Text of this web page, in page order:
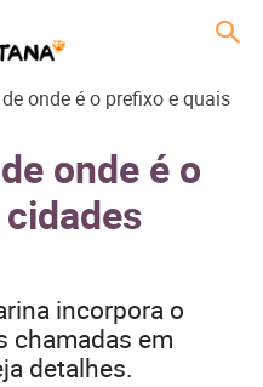
onde é o prefixo e quais
onde é o
incorpora o
chamadas em
detalhes.